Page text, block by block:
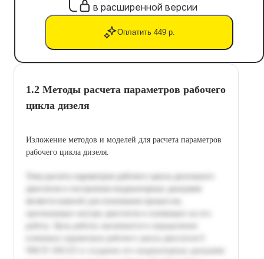
в расширенной версии
Оплатить 449 р.
1.2 Методы расчета параметров рабочего
цикла дизеля
Изложение методов и моделей для расчета параметров
рабочего цикла дизеля.